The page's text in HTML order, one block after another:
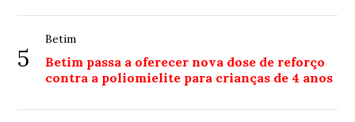
5
Betim
Betim passa a oferecer nova dose de reforço
contra a poliomielite para crianças de 4 anos